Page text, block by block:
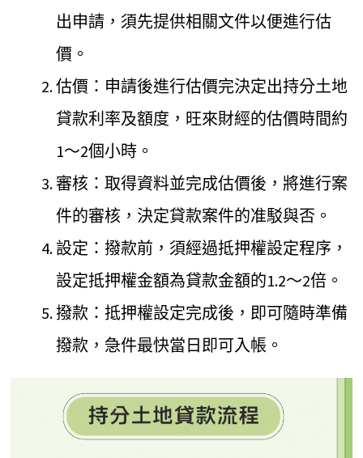
出申請，須先提供相關文件以便進行估
價。
估價：申請後進行估價完決定出持分土地
貸款利率及額度，旺來財經的估價時間約
1～2個小時。
審核：取得資料並完成估價後，將進行案
件的審核，決定貸款案件的准駁與否。
設定：撥款前，須經過抵押權設定程序，
設定抵押權金額為貸款金額的1.2～2倍。
撥款：抵押權設定完成後，即可隨時準備
撥款，急件最快當日即可入帳。